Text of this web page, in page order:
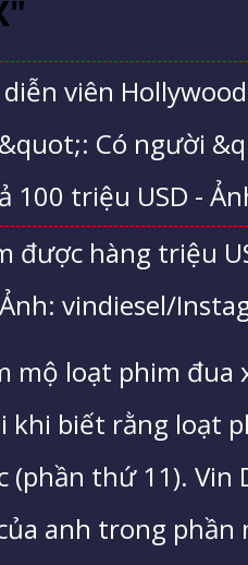
được hàng triệu
vindiesel/
mộ loạt phim đua
khi biết rằng loạt
(phần thứ 11). Vin
anh trong phần